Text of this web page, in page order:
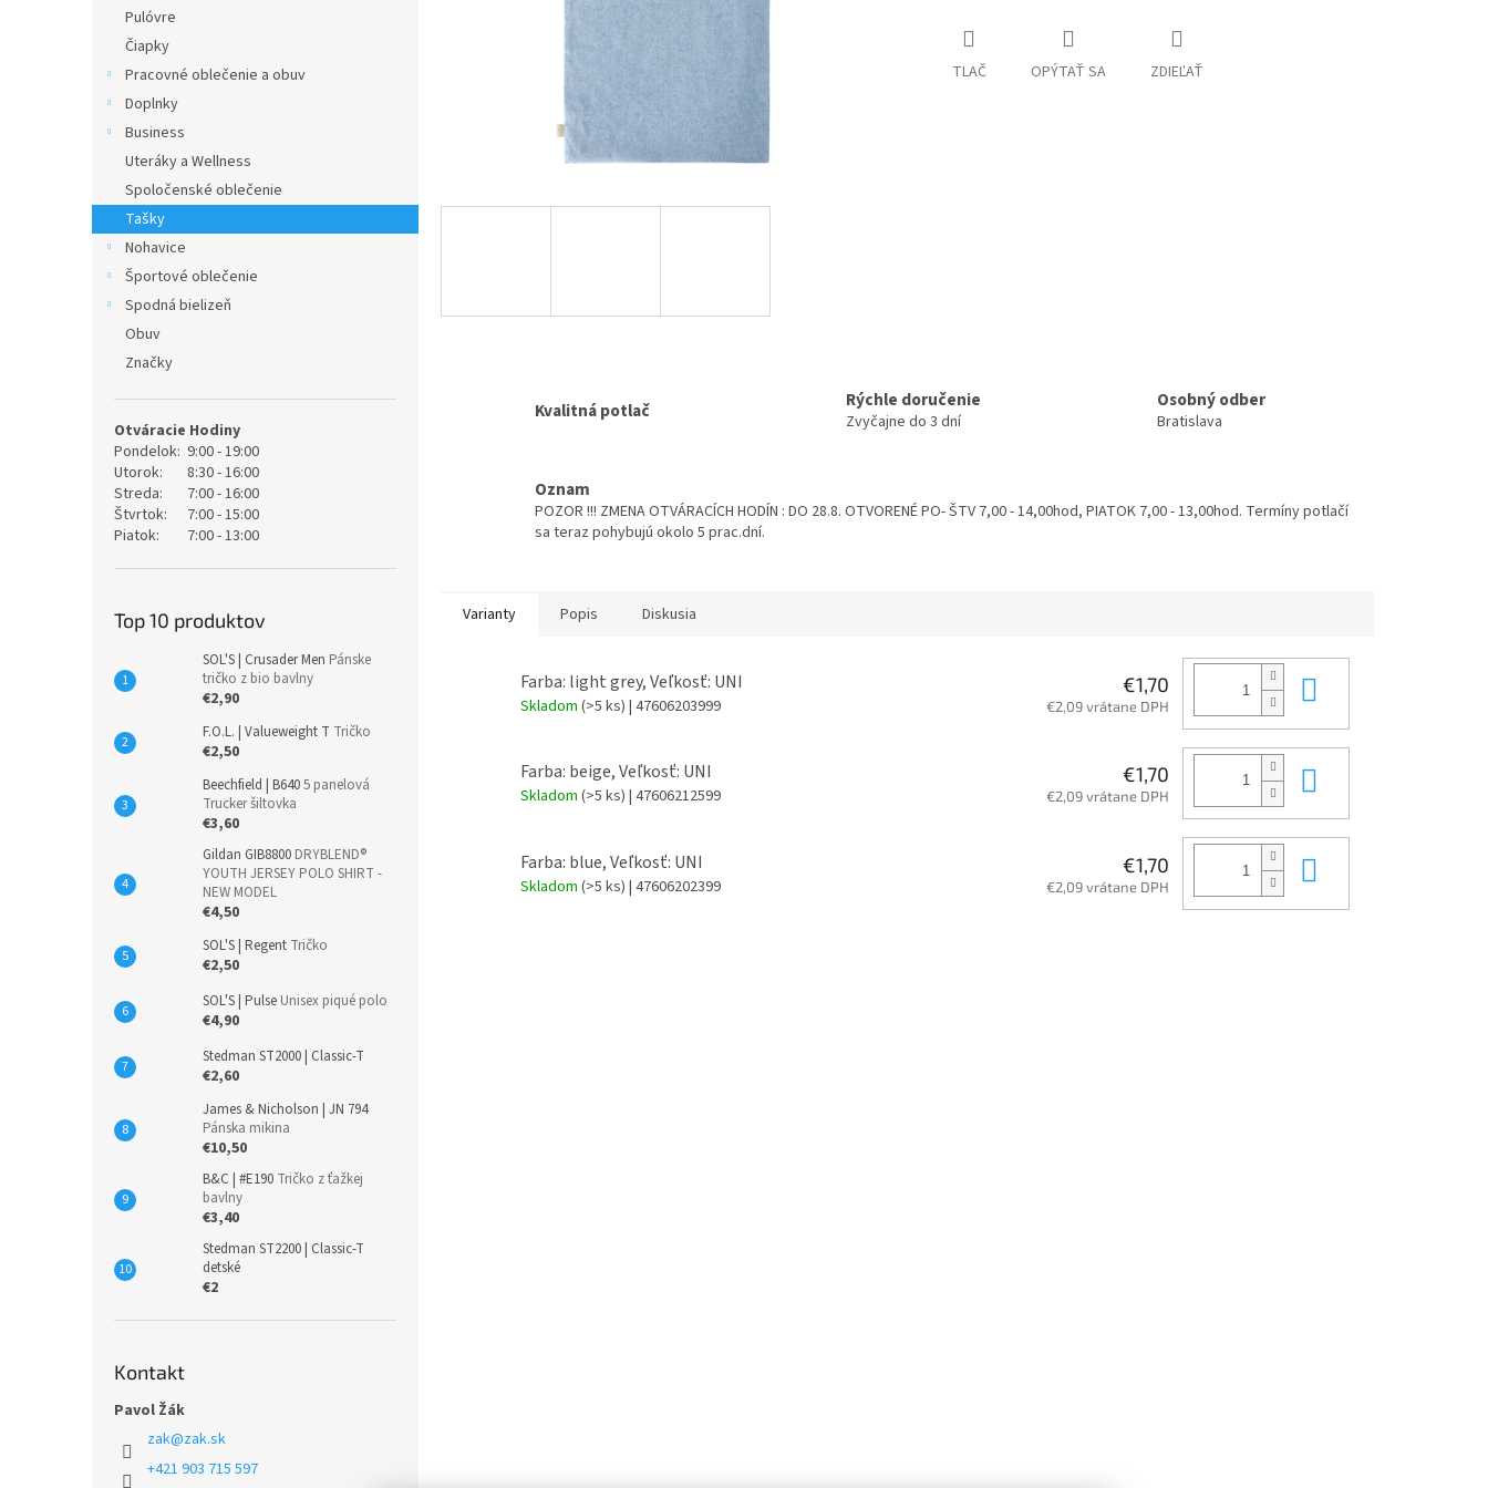
Pulóvre
Čiapky
Pracovné oblečenie a obuv
Doplnky
Business
Uteráky a Wellness
Spoločenské oblečenie
Tašky
Nohavice
Športové oblečenie
Spodná bielizeň
Obuv
Značky
Otváracie Hodiny
Pondelok: 9:00 - 19:00
Utorok:
8:30 - 16:00
Streda:
7:00 - 16:00
Štvrtok:
7:00 - 15:00
Piatok:
7:00 - 13:00
Top 10 produktov
SOL'S | Crusader Men Pánske
tričko z bio bavlny
€2,90
F.O.L. | Valueweight T Tričko
€2,50
Beechfield | B6405 panelová
Trucker šiltovka
€3,60
Gildan GIB8800 DRYBLEND®
YOUTH JERSEY POLO SHIRT -
NEW MODEL
€4,50
SOL'S | Regent Tričko
€2,50
SOL'S | Pulse Unisex piqué polo
€4,90
Stedman ST2000 | Classic-T
€2,60
James & Nicholson | JN 794
Pánska mikina
€10,50
B&C | #E190 Tričko z ťažkej
bavlny
€3,40
Stedman ST2200 | Classic-T
detské
€2
Kontakt
Pavol Žák
zak@zak.sk
+421 903 715 597
TLAČ OPÝTAŤ SA ZDIEĽAŤ
Kvalitná potlač Rýchle doručenie
Zvyčajne do 3 dní
Osobný odber
Bratislava
Oznam
POZOR !!! ZMENA OTVÁRACÍCH HODÍN : DO 28.8. OTVORENÉ PO- ŠTV 7,00 - 14,00hod, PIATOK 7,00 - 13,00hod. Termíny potlačí
sa teraz pohybujú okolo 5 prac.dní.
Varianty Popis Diskusia
Farba: light grey, Veľkosť: UNI
Skladom (>5 ks) | 47606203999
€1,70
€2,09 vrátane DPH
Farba: beige, Veľkosť: UNI
Skladom (>5 ks) | 47606212599
€1,70
€2,09 vrátane DPH
Farba: blue, Veľkosť: UNI
Skladom (>5 ks) | 47606202399
€1,70
€2,09 vrátane DPH